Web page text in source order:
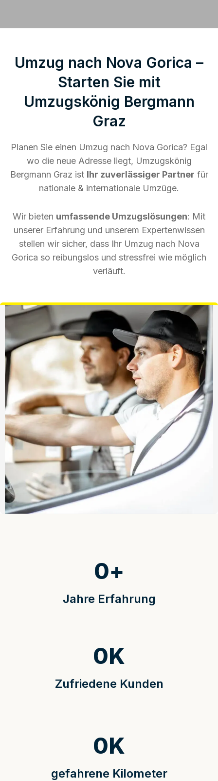
Umzug nach Nova Gorica –
Starten Sie mit
Umzugskönig Bergmann
Graz
Planen Sie einen Umzug nach Nova Gorica? Egal
wo die neue Adresse liegt, Umzugskönig
Bergmann Graz ist Ihr zuverlässiger Partner für
nationale & internationale Umzüge.
Wir bieten umfassende Umzugslösungen: Mit
unserer Erfahrung und unserem Expertenwissen
stellen wir sicher, dass Ihr Umzug nach Nova
Gorica so reibungslos und stressfrei wie möglich
verläuft.
Jahre Erfahrung
0+
Zufriedene Kunden
0K
gefahrene Kilometer
0K